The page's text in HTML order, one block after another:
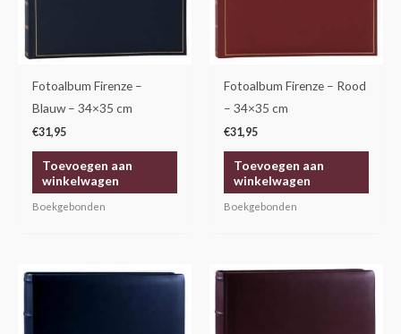
Fotoalbum Firenze –
Blauw – 34×35 cm
€31,95
Toevoegen aan
winkelwagen
Boekgebonden
Fotoalbum Firenze – Rood
– 34×35 cm
€31,95
Toevoegen aan
winkelwagen
Boekgebonden